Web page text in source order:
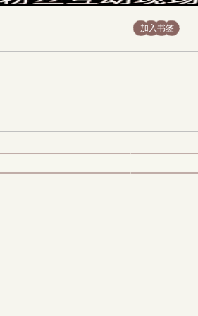
加入书签